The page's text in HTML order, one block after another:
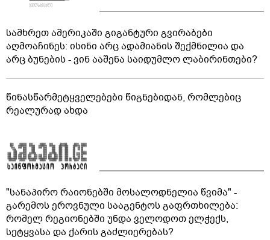
სამხრეთ ამერიკაში გიგანტური გვირაბები
აღმოაჩინეს: ისინი არც ადამიანის შექმნილია და
არც ბუნების - ვინ ააშენა საიდუმლო ლაბირინთები?
წინასწარმეტყველებები წიგნებიდან, რომლებიც
რეალურად ახდა
"სანაპირო რაიონებში მოსალოდნელია წვიმა" -
გარემოს ეროვნული სააგენტოს გაფრთხილება:
რომელ რეგიონებში უნდა ველოდოთ ელჭექს,
სეტყვასა და ქარის გაძლიერებას?